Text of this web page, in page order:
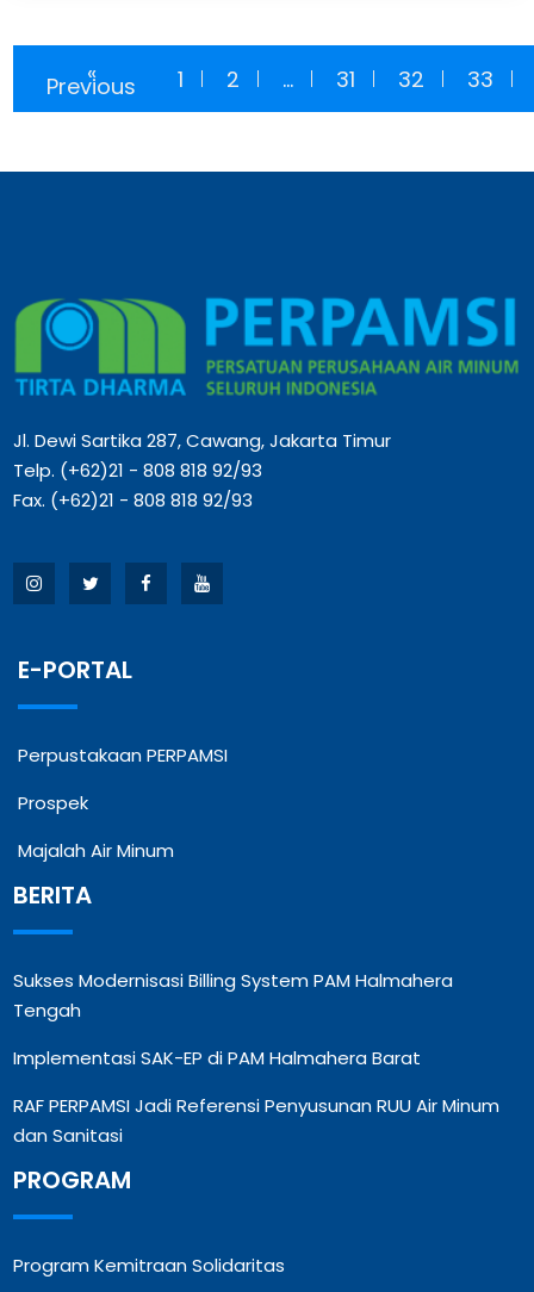
«
Previous 1 2 ... 31 32 33
Jl. Dewi Sartika 287, Cawang, Jakarta Timur
Telp. (+62)21 - 808 818 92/93
Fax. (+62)21 - 808 818 92/93
E-PORTAL
Perpustakaan PERPAMSI
Prospek
Majalah Air Minum
BERITA
Sukses Modernisasi Billing System PAM Halmahera
Tengah
Implementasi SAK-EP di PAM Halmahera Barat
RAF PERPAMSI Jadi Referensi Penyusunan RUU Air Minum
dan Sanitasi
PROGRAM
Program Kemitraan Solidaritas